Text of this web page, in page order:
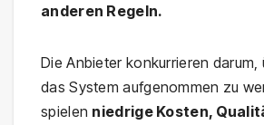
anderen Regeln.
Die Anbieter konkurrieren darum,
das System aufgenommen zu
spielen niedrige Kosten,